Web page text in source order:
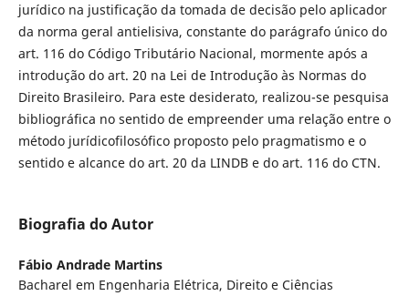
jurídico na justificação da tomada de decisão pelo aplicador
da norma geral antielisiva, constante do parágrafo único do
art. 116 do Código Tributário Nacional, mormente após a
introdução do art. 20 na Lei de Introdução às Normas do
Direito Brasileiro. Para este desiderato, realizou-se pesquisa
bibliográfica no sentido de empreender uma relação entre o
método jurídicofilosófico proposto pelo pragmatismo e o
sentido e alcance do art. 20 da LINDB e do art. 116 do CTN.
Biografia do Autor
Fábio Andrade Martins
Bacharel em Engenharia Elétrica, Direito e Ciências